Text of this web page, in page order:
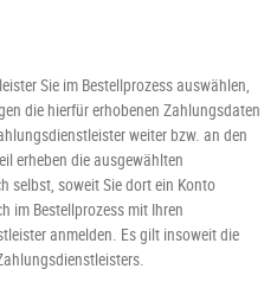
Sie im Bestellprozess auswählen,
die hierfür erhobenen Zahlungsdaten
weiter bzw. an den
erheben die ausgewählten
selbst, soweit Sie dort ein Konto
im Bestellprozess mit Ihren
anmelden. Es gilt insoweit die